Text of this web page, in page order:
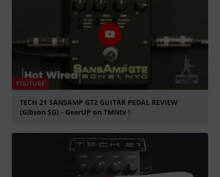
YOUTUBE
TECH 21 SANSAMP GT2 GUITAR PEDAL REVIEW
(Gibson SG) - GearUP on TMNtv !